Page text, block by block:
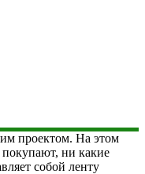
проектом. На этом
покупают, ни какие
собой ленту